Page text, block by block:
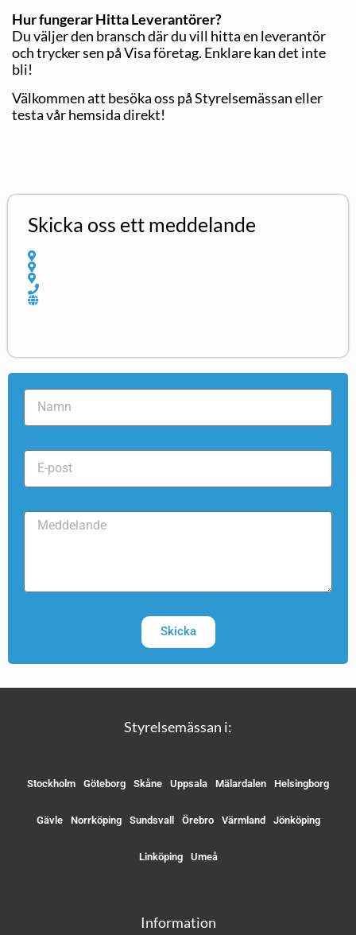
Hur fungerar Hitta Leverantörer?
Du väljer den bransch där du vill hitta en leverantör
och trycker sen på Visa företag. Enklare kan det inte
bli!
Välkommen att besöka oss på Styrelsemässan eller
testa vår hemsida direkt!
Skicka oss ett meddelande
Skicka
Styrelsemässan i:
Stockholm Göteborg Skåne Uppsala Mälardalen Helsingborg
Gävle Norrköping Sundsvall Örebro Värmland Jönköping
Linköping Umeå
Information